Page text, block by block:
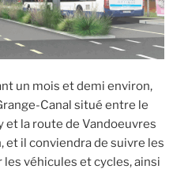
un mois et demi environ,
Canal situé entre le
la route de Vandoeuvres
et il conviendra de suivre les
véhicules et cycles, ainsi